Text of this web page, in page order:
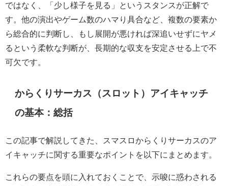
ではなく、「少し様子を見る」というスタンスが正解で
す。他の演出やゲーム数のハマり具合など、複数の要素か
ら総合的に判断し、もし展開が悪ければ深追いせずにヤメ
るという柔軟な判断が、長期的な収支を安定させる上で不
可欠です。
からくりサーカス（スロット）アイキャッチ
の基本：総括
この記事で解説してきた、スマスロからくりサーカスのア
イキャッチに関する重要なポイントを以下にまとめます。
これらの要点を頭に入れておくことで、示唆に惑わされる